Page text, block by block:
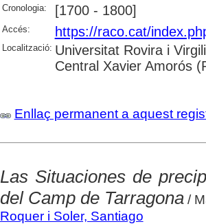
Cronologia: [1700 - 1800]
Accés: https://raco.cat/
Localització: Universitat Rovira i
Central Xavier Amorós
Enllaç permanent a aquest
Las Situaciones de
del Camp de Tarragona/
Roquer i Soler, Santiago